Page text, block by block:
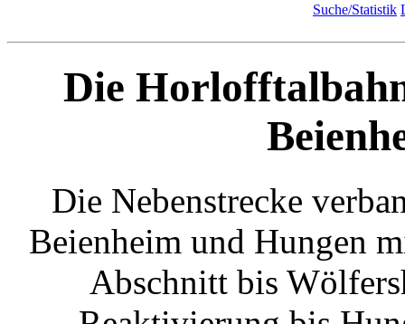
Suche/Statistik
Die
Die Nebenstrecke
Beienheim und Hungen
Abschnitt bis